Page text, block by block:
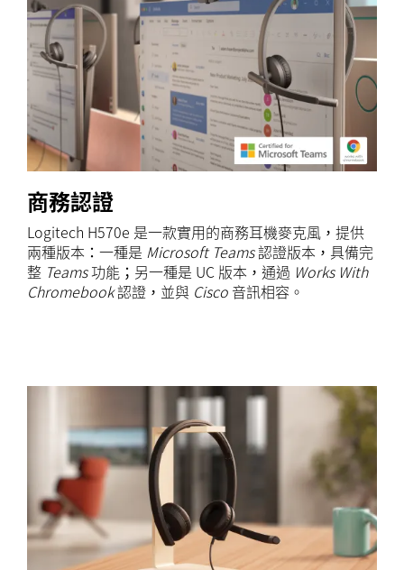
商務認證
Logitech H570e 是一款實用的商務耳機麥克風，提供
兩種版本：一種是 Microsoft Teams認證版本，具備完
整 Teams功能；另一種是 UC 版本，通過 Works With
Chromebook認證，並與 Cisco 音訊相容。